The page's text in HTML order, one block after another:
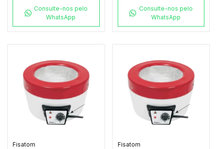
INCORPORADO PARA
TEMPERATURAS ATÉ
300ºC, CLASSE 300,
0052E2
Consulte-nos pelo
WhatsApp
INCORPORADO PARA
TEMPERATURAS ATÉ
300ºC, CLASSE 300,
Consulte-nos pelo
WhatsApp
Fisatom Fisatom